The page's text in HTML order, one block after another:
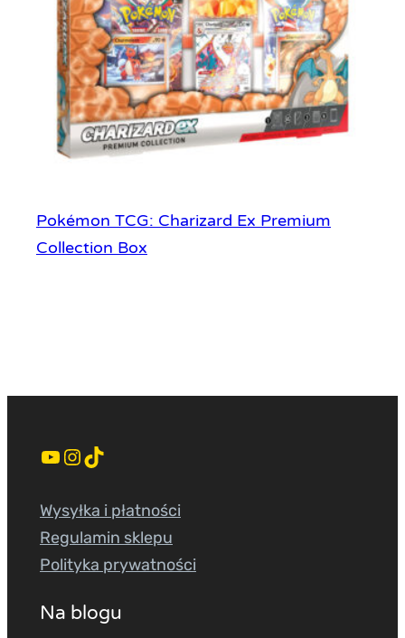
Pokémon TCG: Charizard Ex Premium
Collection Box
YouTube InstagramTikTok
Wysyłka i płatności
Regulamin sklepu
Polityka prywatności
Na blogu